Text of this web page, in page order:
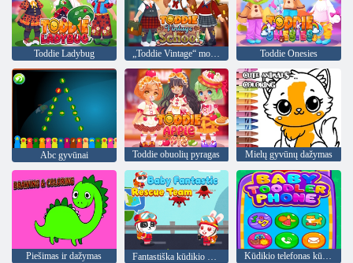
Toddie Ladybug „Toddie Vintage“ mokyklos diena Toddie Onesies
Abc gyvūnai Toddie obuolių pyragas Mielų gyvūnų dažymas
Piešimas ir dažymas Fantastiška kūdikio gelbėjimo komanda